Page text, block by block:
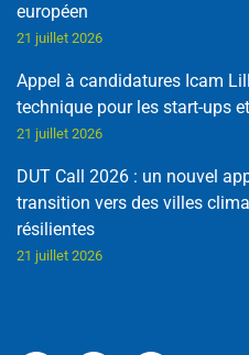
européen
21 juillet 2026
Appel à candidatures Icam
technique pour les start-ups
21 juillet 2026
DUT Call 2026 : un nouvel
transition vers des villes
résilientes
21 juillet 2026